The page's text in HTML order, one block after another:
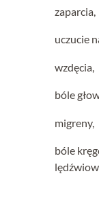
zaparcia,
uczucie
wzdęcia,
bóle
migreny,
bóle